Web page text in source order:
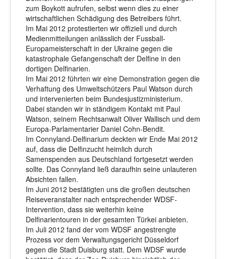
zum Boykott aufrufen, selbst wenn dies zu einer
wirtschaftlichen Schädigung des Betreibers führt.
Im Mai 2012 protestierten wir offiziell und durch
Medienmitteilungen anlässlich der Fussball-
Europameisterschaft in der Ukraine gegen die
katastrophale Gefangenschaft der Delfine in den
dortigen Delfinarien.
Im Mai 2012 führten wir eine Demonstration gegen die
Verhaftung des Umweltschützers Paul Watson durch
und intervenierten beim Bundesjustizministerium.
Dabei standen wir in ständigem Kontakt mit Paul
Watson, seinem Rechtsanwalt Oliver Wallisch und dem
Europa-Parlamentarier Daniel Cohn-Bendit.
Im Connyland-Delfinarium deckten wir Ende Mai 2012
auf, dass die Delfinzucht heimlich durch
Samenspenden aus Deutschland fortgesetzt werden
sollte. Das Connyland ließ daraufhin seine unlauteren
Absichten fallen.
Im Juni 2012 bestätigten uns die großen deutschen
Reiseveranstalter nach entsprechender WDSF-
Intervention, dass sie weiterhin keine
Delfinarientouren in der gesamten Türkei anbieten.
Im Juli 2012 fand der vom WDSF angestrengte
Prozess vor dem Verwaltungsgericht Düsseldorf
gegen die Stadt Duisburg statt. Dem WDSF wurde